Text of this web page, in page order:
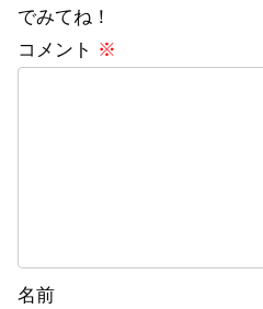
でみてね！
コメント ※
名前